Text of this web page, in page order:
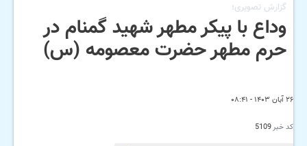
۲۶ آبان ۱۴۰۳ - ۰۸:۴۱
کد خبر5109
گزارش تصویری؛
وداع با پیکر مطهر شهید گمنام در
حرم مطهر حضرت معصومه (س)